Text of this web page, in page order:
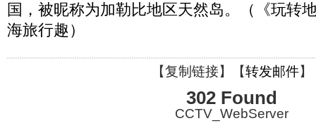
国，被昵称为加勒比地区天然岛。（《玩转
海旅行趣）
【复制链接】【转发邮件】
302 Found
CCTV_WebServer